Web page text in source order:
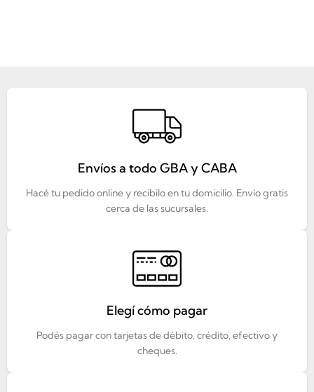
Envíos a todo GBA y CABA
Hacé tu pedido online y recibilo en tu domicilio. Envío gratis
cerca de las sucursales.
Elegí cómo pagar
Podés pagar con tarjetas de débito, crédito, efectivo y
cheques.